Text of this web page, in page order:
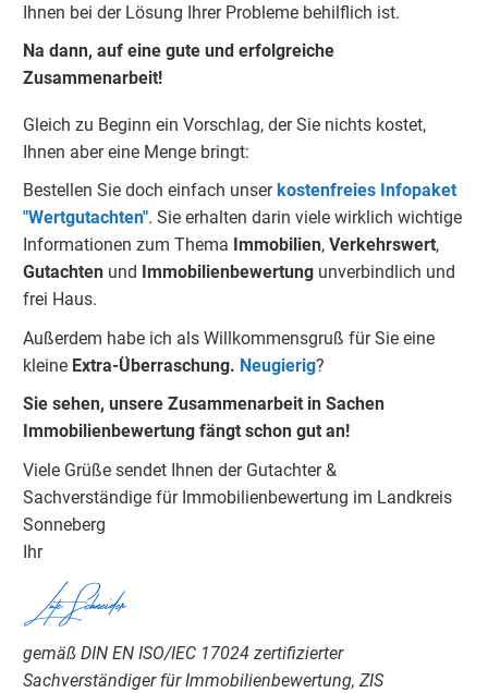
Ihnen bei der Lösung Ihrer Probleme behilflich ist.
Na dann, auf eine gute und erfolgreiche
Zusammenarbeit!
Gleich zu Beginn ein Vorschlag, der Sie nichts kostet,
Ihnen aber eine Menge bringt:
Bestellen Sie doch einfach unser kostenfreies Infopaket
"Wertgutachten". Sie erhalten darin viele wirklich wichtige
Informationen zum Thema Immobilien, Verkehrswert,
Gutachten und Immobilienbewertung unverbindlich und
frei Haus.
Außerdem habe ich als Willkommensgruß für Sie eine
kleine Extra-Überraschung. Neugierig?
Sie sehen, unsere Zusammenarbeit in Sachen
Immobilienbewertung fängt schon gut an!
Viele Grüße sendet Ihnen der Gutachter &
Sachverständige für Immobilienbewertung im Landkreis
Sonneberg
Ihr
Lutz Schneider
gemäß DIN EN ISO/IEC 17024 zertifizierter
Sachverständiger für Immobilienbewertung, ZIS